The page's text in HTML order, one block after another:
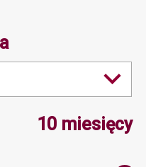
wartość 10,
10 miesięcy